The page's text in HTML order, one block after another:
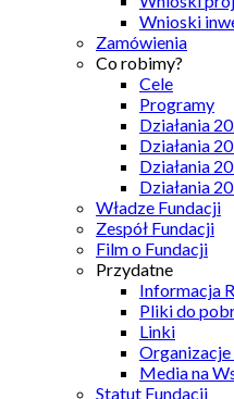
Wnioski
Zamówienia
Co robimy?
Cele
Programy
Działania
Działania
Działania
Działania
Władze Fundacji
Zespół Fundacji
Film o Fundacji
Przydatne
Informacja
Pliki do
Linki
Organizacje
Media na
Statut Fundacji